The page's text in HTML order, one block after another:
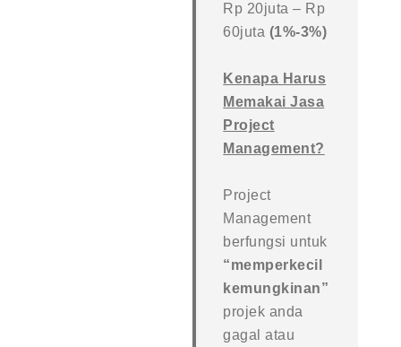
Rp 20juta – Rp
60juta (1%-3%)
Kenapa Harus
Memakai Jasa
Project
Management?
Project
Management
berfungsi untuk
“memperkecil
kemungkinan”
projek anda
gagal atau